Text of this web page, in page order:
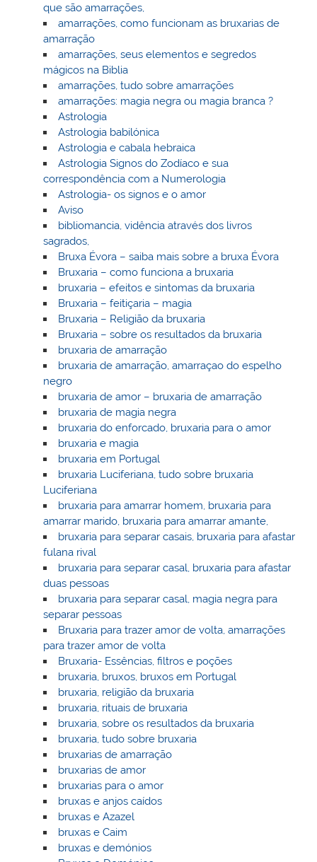
que são amarrações,
amarrações, como funcionam as bruxarias de
amarração
amarrações, seus elementos e segredos
mágicos na Biblia
amarrações, tudo sobre amarrações
amarrações: magia negra ou magia branca ?
Astrologia
Astrologia babilónica
Astrologia e cabala hebraica
Astrologia Signos do Zodíaco e sua
correspondência com a Numerologia
Astrologia- os signos e o amor
Aviso
bibliomancia, vidência através dos livros
sagrados,
Bruxa Évora – saiba mais sobre a bruxa Évora
Bruxaria – como funciona a bruxaria
bruxaria – efeitos e sintomas da bruxaria
Bruxaria – feitiçaria – magia
Bruxaria – Religião da bruxaria
Bruxaria – sobre os resultados da bruxaria
bruxaria de amarração
bruxaria de amarração, amarraçao do espelho
negro
bruxaria de amor – bruxaria de amarração
bruxaria de magia negra
bruxaria do enforcado, bruxaria para o amor
bruxaria e magia
bruxaria em Portugal
bruxaria Luciferiana, tudo sobre bruxaria
Luciferiana
bruxaria para amarrar homem, bruxaria para
amarrar marido, bruxaria para amarrar amante,
bruxaria para separar casais, bruxaria para afastar
fulana rival
bruxaria para separar casal, bruxaria para afastar
duas pessoas
bruxaria para separar casal, magia negra para
separar pessoas
Bruxaria para trazer amor de volta, amarrações
para trazer amor de volta
Bruxaria- Essências, filtros e poções
bruxaria, bruxos, bruxos em Portugal
bruxaria, religião da bruxaria
bruxaria, rituais de bruxaria
bruxaria, sobre os resultados da bruxaria
bruxaria, tudo sobre bruxaria
bruxarias de amarração
bruxarias de amor
bruxarias para o amor
bruxas e anjos caídos
bruxas e Azazel
bruxas e Caim
bruxas e demónios